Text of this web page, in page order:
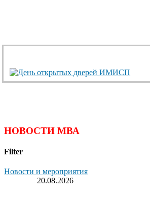
НОВОСТИ МВА
Filter
Новости и мероприятия
20.08.2026